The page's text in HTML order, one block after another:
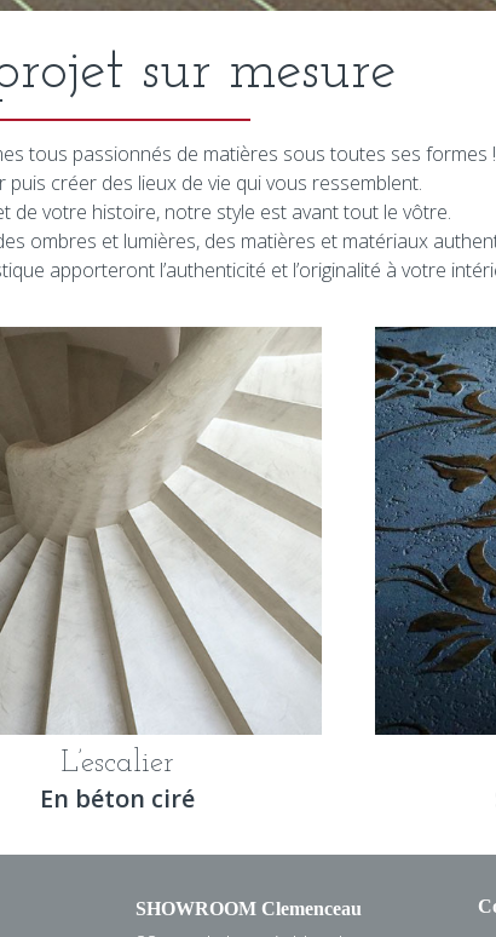
sur mesure
tous passionnés de matières sous toutes ses formes !
puis créer des lieux de vie qui vous ressemblent.
de votre histoire, notre style est avant tout le vôtre.
ombres et lumières, des matières et matériaux
apporteront l’authenticité et l’originalité à votre
L’escalier
En béton ciré
SHOWROOM Clemenceau